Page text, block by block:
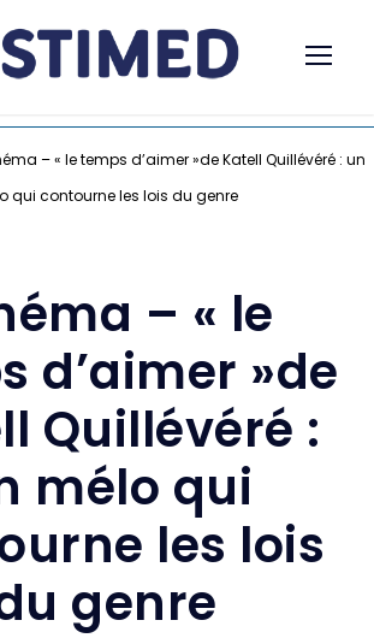
– « le temps d’aimer »de Katell Quillévéré : un
qui contourne les lois du genre
– « le
d’aimer »de
Quillévéré :
mélo qui
les lois
genre